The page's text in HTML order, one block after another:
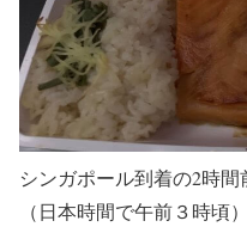
シンガポール到着の2時間
（日本時間で午前３時頃）